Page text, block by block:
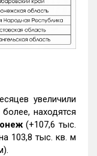
увеличили
находятся
(+107,6 тыс.
103,8 тыс. кв. м